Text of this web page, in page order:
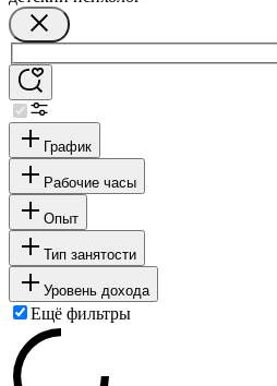
График
Рабочие часы
Опыт
Тип занятости
Уровень дохода
Ещё фильтры